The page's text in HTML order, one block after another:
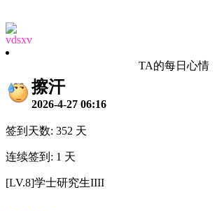
vdsxv
TA的每日心情
擦汗
2026-4-27 06:16
签到天数: 352 天
连续签到: 1 天
[LV.8]学士研究生IIII